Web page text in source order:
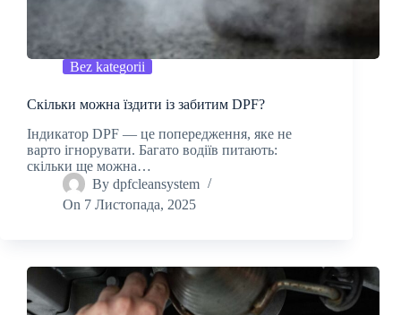
Bez kategorii
Скільки можна їздити із забитим DPF?
Індикатор DPF — це попередження, яке не
варто ігнорувати. Багато водіїв питають:
скільки ще можна…
By dpfcleansystem
On 7 Листопада, 2025